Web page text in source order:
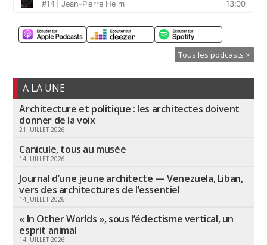
Tous les podcasts >
A LA UNE
Architecture et politique : les architectes doivent
donner de la voix
21 JUILLET 2026
Canicule, tous au musée
14 JUILLET 2026
Journal d’une jeune architecte — Venezuela, Liban,
vers des architectures de l’essentiel
14 JUILLET 2026
« In Other Worlds », sous l’éclectisme vertical, un
esprit animal
14 JUILLET 2026